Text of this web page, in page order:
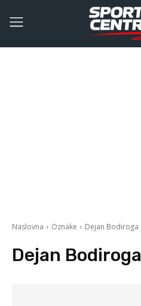
Naslovna Oznake Dejan Bodiroga
Dejan Bodiroga